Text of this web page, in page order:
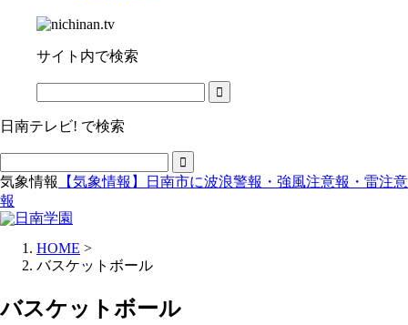
サイト内で検索
日南テレビ! で検索
気象情報
【気象情報】日南市に波浪警報・強風注意報・雷注意
報
HOME >
バスケットボール
バスケットボール